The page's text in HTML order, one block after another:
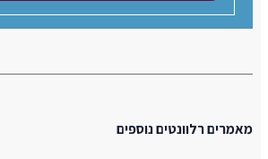
מאמרים רלוונטים נוספים